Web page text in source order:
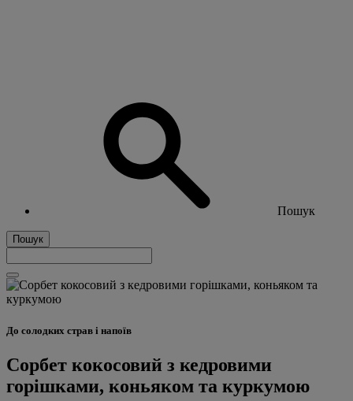
Пошук
Пошук
До солодких страв і напоїв
Сорбет кокосовий з кедровими
горішками, коньяком та куркумою